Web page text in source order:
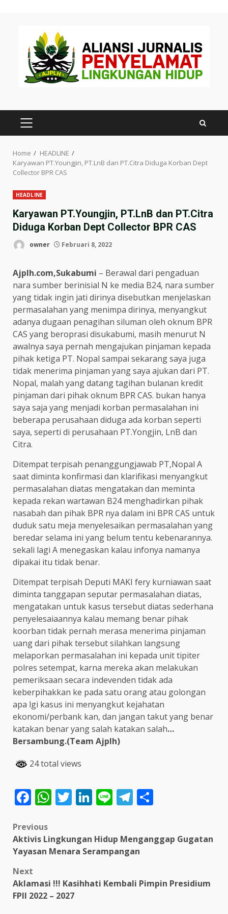
PRIMARY
Home
HEADLINE
Karyawan PT.Youngjin, PT.LnB dan PT.Citra Diduga Korban Dept
Collector BPR CAS
HEADLINE
Karyawan PT.Youngjin, PT.LnB dan PT.Citra
Diduga Korban Dept Collector BPR CAS
owner Februari 8, 2022
Ajplh.com,Sukabumi – Berawal dari pengaduan
nara sumber berinisial N ke media B24, nara sumber
yang tidak ingin jati dirinya disebutkan menjelaskan
permasalahan yang menimpa dirinya, menyangkut
adanya dugaan penagihan siluman oleh oknum BPR
CAS yang beroprasi disukabumi, masih menurut N
awalnya saya pernah mengajukan pinjaman kepada
pihak ketiga PT. Nopal sampai sekarang saya juga
tidak menerima pinjaman yang saya ajukan dari PT.
Nopal, malah yang datang tagihan bulanan kredit
pinjaman dari pihak oknum BPR CAS. bukan hanya
saya saja yang menjadi korban permasalahan ini
beberapa perusahaan diduga ada korban seperti
saya, seperti di perusahaan PT.Yongjin, LnB dan
Citra.
Ditempat terpisah penanggungjawab PT,Nopal A
saat diminta konfirmasi dan klarifikasi menyangkut
permasalahan diatas mengatakan dan meminta
kepada rekan wartawan B24 menghadirkan pihak
nasabah dan pihak BPR nya dalam ini BPR CAS untuk
duduk satu meja menyelesaikan permasalahan yang
beredar selama ini yang belum tentu kebenarannya.
sekali lagi A menegaskan kalau infonya namanya
dipakai itu tidak benar.
Ditempat terpisah Deputi MAKI fery kurniawan saat
diminta tanggapan seputar permasalahan diatas,
mengatakan untuk kasus tersebut diatas sederhana
penyelesaiaannya kalau memang benar pihak
koorban tidak pernah merasa menerima pinjaman
uang dari pihak tersebut silahkan langsung
melaporkan permasalahan ini kepada unit tipiter
polres setempat, karna mereka akan melakukan
pemeriksaan secara indevenden tidak ada
keberpihakkan ke pada satu orang atau golongan
apa lgi kasus ini menyangkut kejahatan
ekonomi/perbank kan, dan jangan takut yang benar
katakan benar yang salah katakan salah…
Bersambung.(Team Ajplh)
24 total views
Facebook
WhatsApp
Twitter
LinkedIn
LineTelegram
Post
navigation
Previous
Aktivis Lingkungan Hidup Menganggap Gugatan
Yayasan Menara Serampangan
Next
Aklamasi !!! Kasihhati Kembali Pimpin Presidium
FPII 2022 – 2027